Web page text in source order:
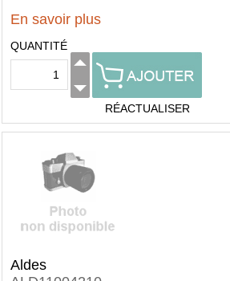
En savoir plus
QUANTITÉ
RÉACTUALISER
Aldes